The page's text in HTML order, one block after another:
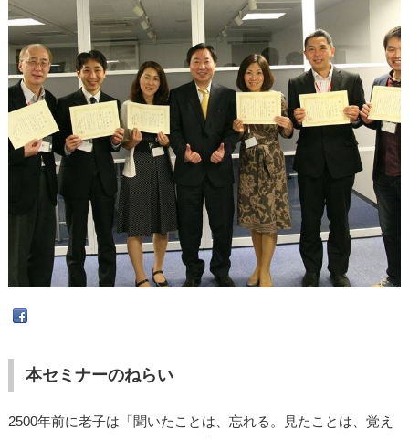
本セミナーのねらい
2500年前に老子は「聞いたことは、忘れる。見たことは、覚え